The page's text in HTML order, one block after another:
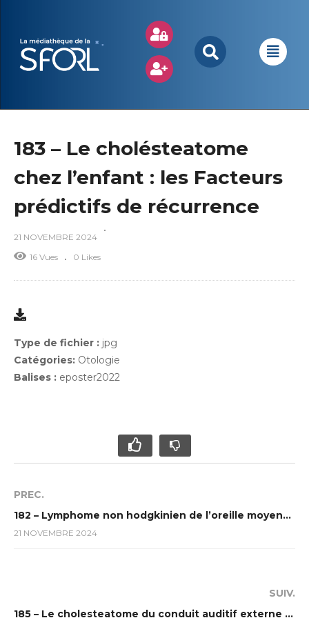
183 – Le cholésteatome
chez l’enfant : les Facteurs
prédictifs de récurrence
21 NOVEMBRE 2024
16 Vues
0 Likes
Type de fichier : jpg
Catégories: Otologie
Balises : eposter2022
PREC.
182 – Lymphome non hodgkinien de l’oreille moyenne se présentant comme un cholestéatome congénital : à propos d’un cas
21 NOVEMBRE 2024
SUIV.
185 – Le cholesteatome du conduit auditif externe : à propos d’un cas et revue de la littérature